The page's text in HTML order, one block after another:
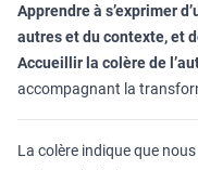
Apprendre à s’exprimer
autres et du contexte, et
Accueillir la colère de
accompagnant la
La colère indique que